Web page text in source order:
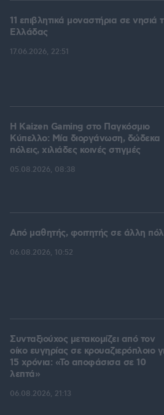
11 επιβλητικά μοναστήρια σε νησιά
Ελλάδας
17.06.2026, 22:51
H Kaizen Gaming στο Παγκόσμιο
Kύπελλο: Μία διοργάνωση, δώδεκα
πόλεις, χιλιάδες κοινές στιγμές
05.08.2026, 08:38
Από μαθητής, φοιτητής σε άλλη
06.08.2026, 10:52
Συνταξιούχος μετακομίζει από τον
οίκο ευγηρίας σε κρουαζιερόπλοιο
15 χρόνια: «Το αποφάσισα σε 10
λεπτά»
06.08.2026, 21:13